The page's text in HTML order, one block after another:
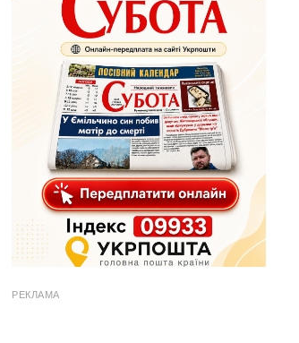
РЕКЛАМА